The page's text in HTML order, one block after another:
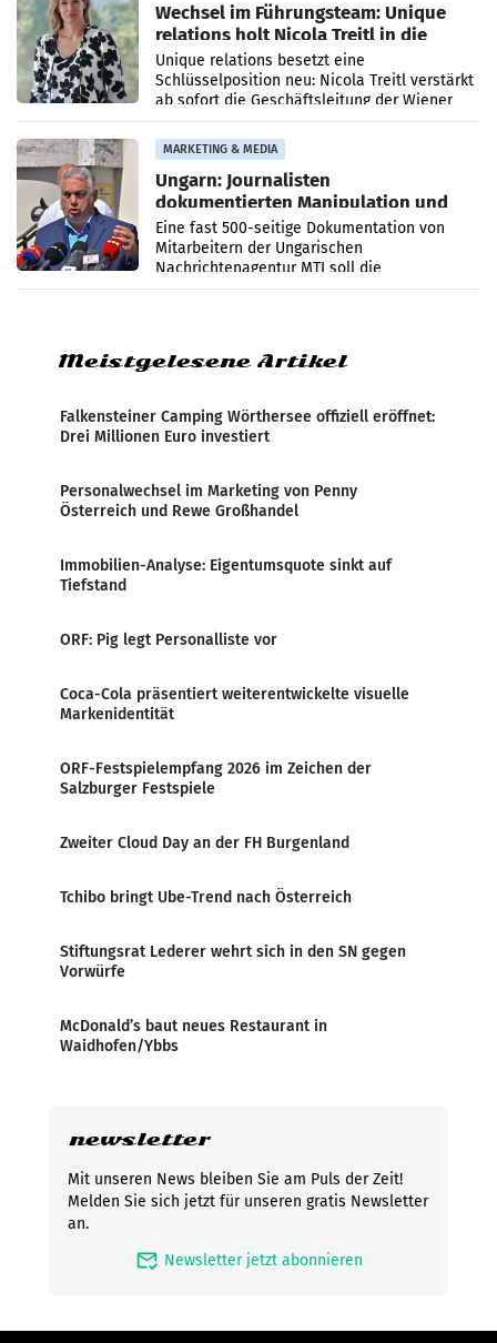
Wechsel im Führungsteam: Unique
relations holt Nicola Treitl in die
Geschäftsleitung
Unique relations besetzt eine
Schlüsselposition neu: Nicola Treitl verstärkt
ab sofort die Geschäftsleitung der Wiener
PR-Agentur an der Seite von Josef Kalina und
Anna Kalina-Mahr.
MARKETING & MEDIA
Ungarn: Journalisten
dokumentierten Manipulation und
Zensur
Eine fast 500-seitige Dokumentation von
Mitarbeitern der Ungarischen
Nachrichtenagentur MTI soll die
systematische Nachrichten-Manipulation und
Meistgelesene Artikel
Falkensteiner Camping Wörthersee offiziell eröffnet:
Drei Millionen Euro investiert
Personalwechsel im Marketing von Penny
Österreich und Rewe Großhandel
Immobilien-Analyse: Eigentumsquote sinkt auf
Tiefstand
ORF: Pig legt Personalliste vor
Coca-Cola präsentiert weiterentwickelte visuelle
Markenidentität
ORF-Festspielempfang 2026 im Zeichen der
Salzburger Festspiele
Zweiter Cloud Day an der FH Burgenland
Tchibo bringt Ube-Trend nach Österreich
Stiftungsrat Lederer wehrt sich in den SN gegen
Vorwürfe
McDonald’s baut neues Restaurant in
Waidhofen/Ybbs
newsletter
Mit unseren News bleiben Sie am Puls der Zeit!
Melden Sie sich jetzt für unseren gratis Newsletter
an.
mark_email_read Newsletter jetzt abonnieren